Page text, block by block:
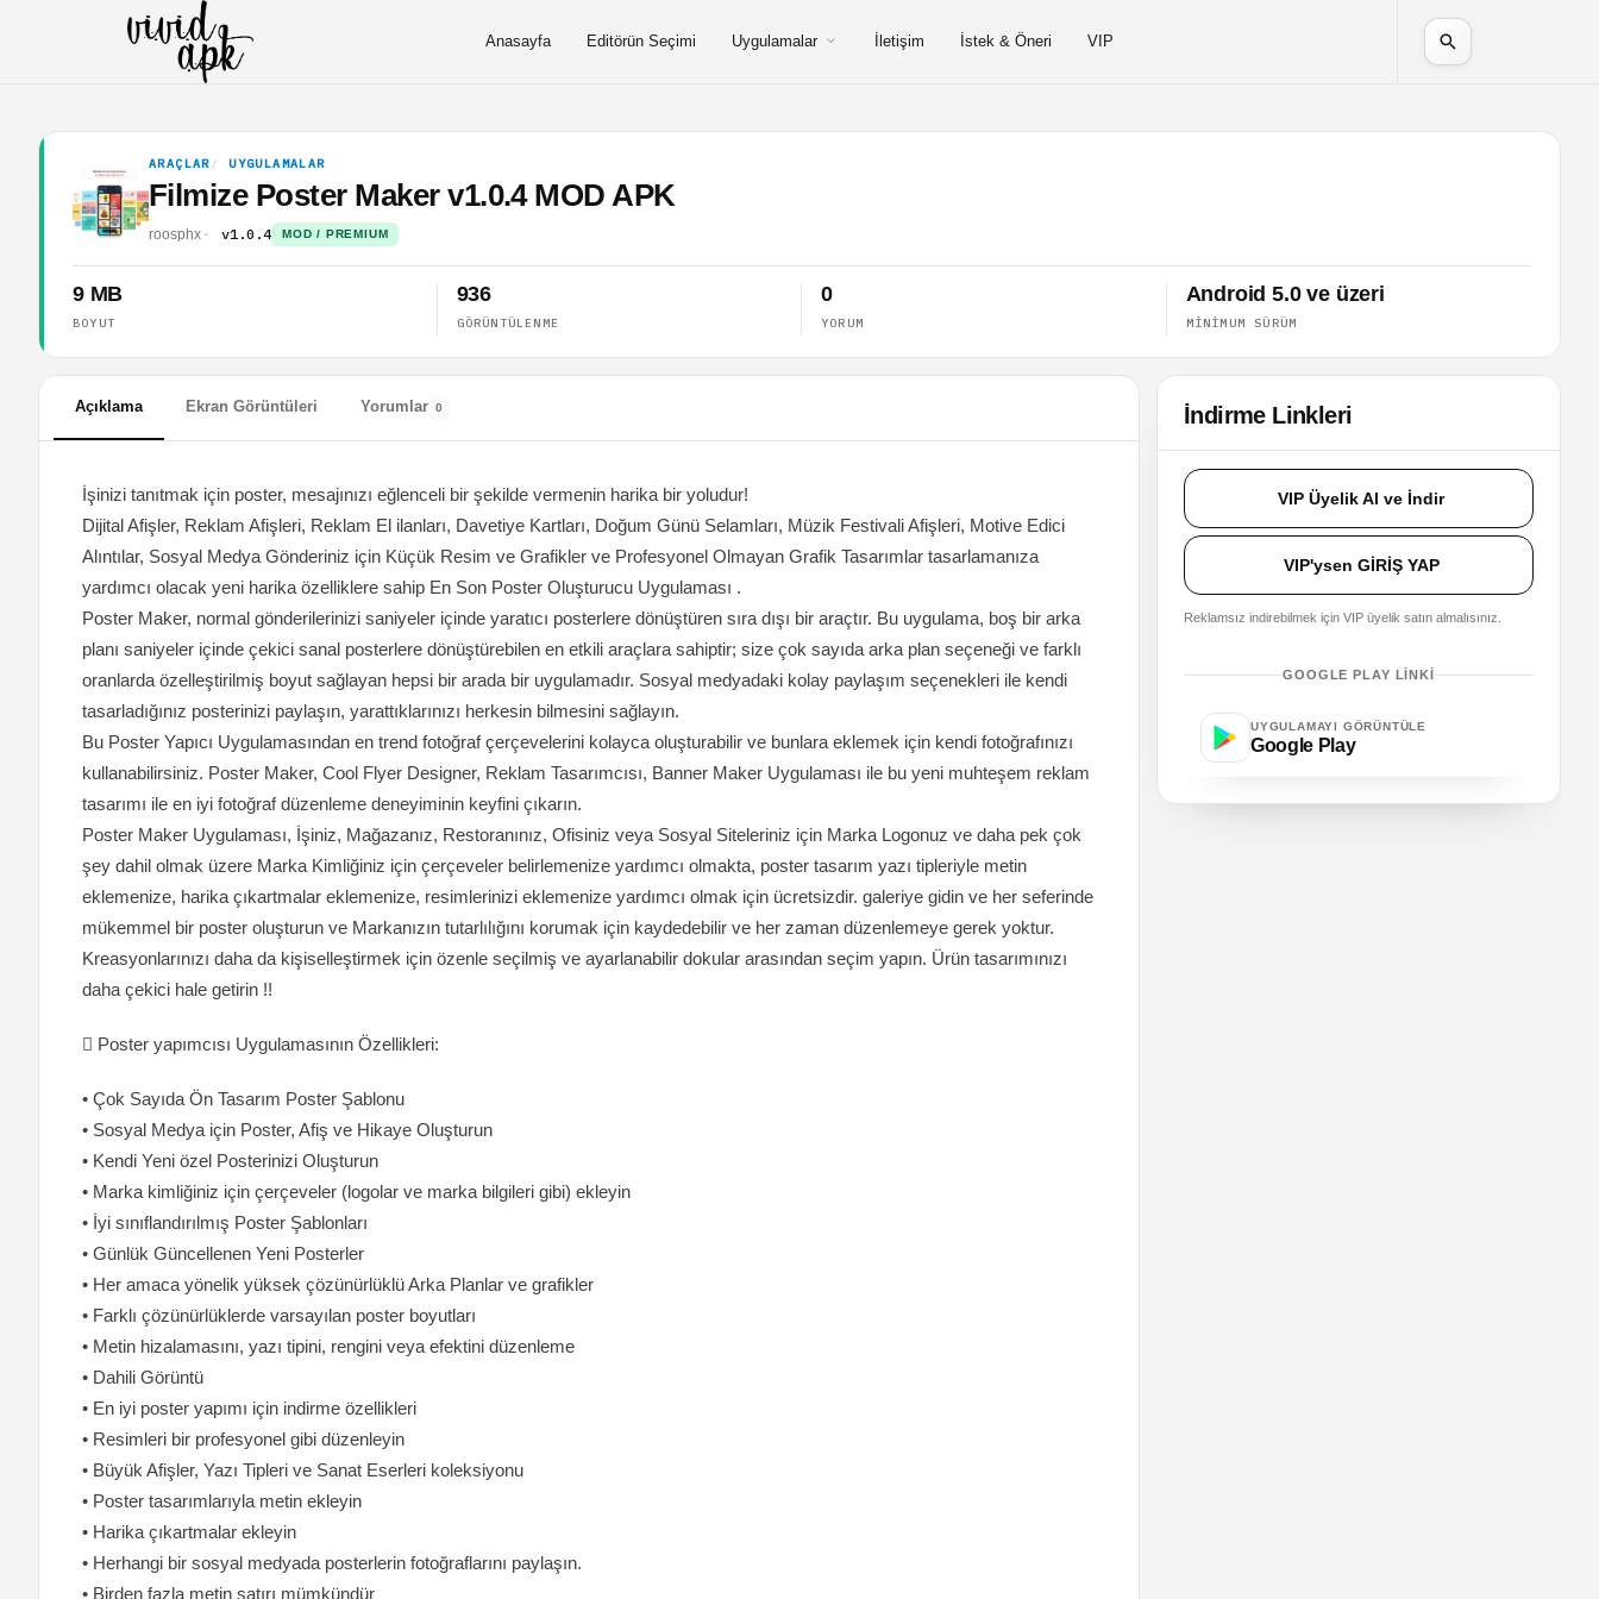
Anasayfa Editörün Seçimi Uygulamalar İletişim İstek & Öneri VIP
ARAÇLAR UYGULAMALAR
Filmize Poster Maker v1.0.4 MOD APK
roosphx v1.0.4 MOD / PREMIUM
9 MB
BOYUT
936
GÖRÜNTÜLENME
0
YORUM
Android 5.0 ve üzeri
MINIMUM SÜRÜM
Açıklama Ekran Görüntüleri Yorumlar 0
İşinizi tanıtmak için poster, mesajınızı eğlenceli bir şekilde vermenin harika bir yoludur!
Dijital Afişler, Reklam Afişleri, Reklam El ilanları, Davetiye Kartları, Doğum Günü Selamları, Müzik Festivali Afişleri, Motive Edici
Alıntılar, Sosyal Medya Gönderiniz için Küçük Resim ve Grafikler ve Profesyonel Olmayan Grafik Tasarımlar tasarlamanıza
yardımcı olacak yeni harika özelliklere sahip En Son Poster Oluşturucu Uygulaması .
Poster Maker, normal gönderilerinizi saniyeler içinde yaratıcı posterlere dönüştüren sıra dışı bir araçtır. Bu uygulama, boş bir arka
planı saniyeler içinde çekici sanal posterlere dönüştürebilen en etkili araçlara sahiptir; size çok sayıda arka plan seçeneği ve farklı
oranlarda özelleştirilmiş boyut sağlayan hepsi bir arada bir uygulamadır. Sosyal medyadaki kolay paylaşım seçenekleri ile kendi
tasarladığınız posterinizi paylaşın, yarattıklarınızı herkesin bilmesini sağlayın.
Bu Poster Yapıcı Uygulamasından en trend fotoğraf çerçevelerini kolayca oluşturabilir ve bunlara eklemek için kendi fotoğrafınızı
kullanabilirsiniz. Poster Maker, Cool Flyer Designer, Reklam Tasarımcısı, Banner Maker Uygulaması ile bu yeni muhteşem reklam
tasarımı ile en iyi fotoğraf düzenleme deneyiminin keyfini çıkarın.
Poster Maker Uygulaması, İşiniz, Mağazanız, Restoranınız, Ofisiniz veya Sosyal Siteleriniz için Marka Logonuz ve daha pek çok
şey dahil olmak üzere Marka Kimliğiniz için çerçeveler belirlemenize yardımcı olmakta, poster tasarım yazı tipleriyle metin
eklemenize, harika çıkartmalar eklemenize, resimlerinizi eklemenize yardımcı olmak için ücretsizdir. galeriye gidin ve her seferinde
mükemmel bir poster oluşturun ve Markanızın tutarlılığını korumak için kaydedebilir ve her zaman düzenlemeye gerek yoktur.
Kreasyonlarınızı daha da kişiselleştirmek için özenle seçilmiş ve ayarlanabilir dokular arasından seçim yapın. Ürün tasarımınızı
daha çekici hale getirin !!
 Poster yapımcısı Uygulamasının Özellikleri:
• Çok Sayıda Ön Tasarım Poster Şablonu
• Sosyal Medya için Poster, Afiş ve Hikaye Oluşturun
• Kendi Yeni özel Posterinizi Oluşturun
• Marka kimliğiniz için çerçeveler (logolar ve marka bilgileri gibi) ekleyin
• İyi sınıflandırılmış Poster Şablonları
• Günlük Güncellenen Yeni Posterler
• Her amaca yönelik yüksek çözünürlüklü Arka Planlar ve grafikler
• Farklı çözünürlüklerde varsayılan poster boyutları
• Metin hizalamasını, yazı tipini, rengini veya efektini düzenleme
• Dahili Görüntü
• En iyi poster yapımı için indirme özellikleri
• Resimleri bir profesyonel gibi düzenleyin
• Büyük Afişler, Yazı Tipleri ve Sanat Eserleri koleksiyonu
• Poster tasarımlarıyla metin ekleyin
• Harika çıkartmalar ekleyin
• Herhangi bir sosyal medyada posterlerin fotoğraflarını paylaşın.
• Birden fazla metin satırı mümkündür
İndirme Linkleri
VIP Üyelik Al ve İndir
VIP'ysen GİRİŞ YAP
Reklamsız indirebilmek için VIP üyelik satın almalısınız.
GOOGLE PLAY LINKI
UYGULAMAYI GÖRÜNTÜLE
Google Play